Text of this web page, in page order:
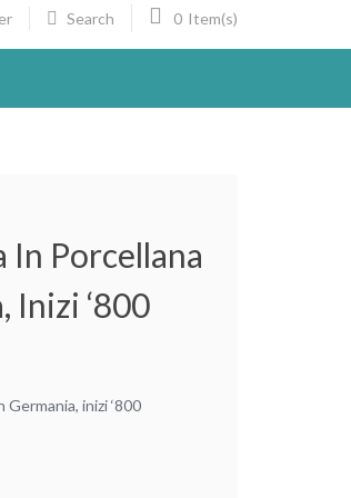
Search 0 Item(s)
In Porcellana
Inizi ‘800
inizi ‘800